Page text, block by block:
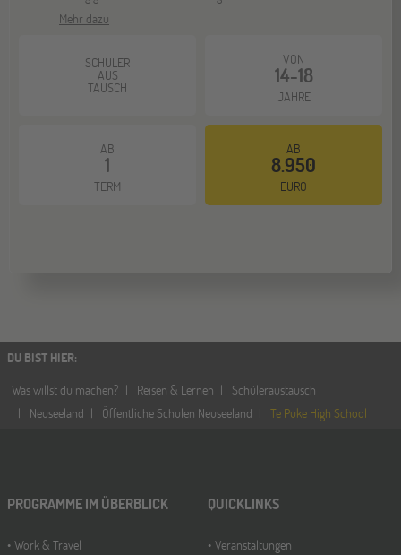
21 ONLINE
Schüleraustausch-Infoabend (Ozeanien &
Nordamerika)
Mehr dazu
SCHÜLER
AUS
TAUSCH
VON
14-18
JAHRE
AB
1
TERM
AB
8.950
EURO
DU BIST HIER:
Was willst du machen?
Reisen & Lernen
Schüleraustausch
Neuseeland
Öffentliche Schulen Neuseeland Te Puke High School
PROGRAMME IM ÜBERBLICK
Work & Travel
QUICKLINKS
Veranstaltungen